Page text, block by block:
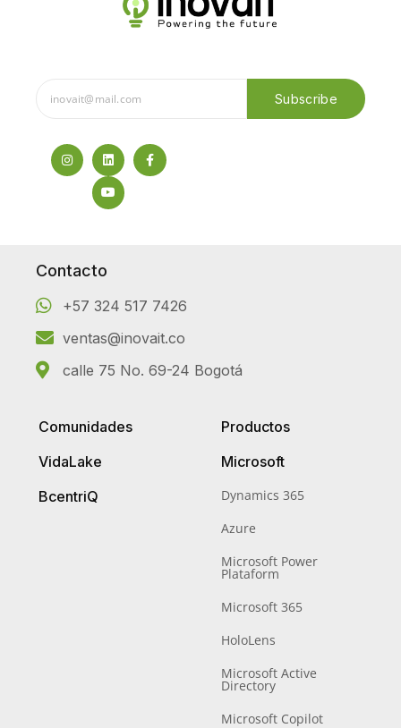
Subscribe
Contacto
+57 324 517 7426
ventas@inovait.co
calle 75 No. 69-24 Bogotá
Comunidades
VidaLake
BcentriQ
Productos
Microsoft
Dynamics 365
Azure
Microsoft Power
Plataform
Microsoft 365
HoloLens
Microsoft Active
Directory
Microsoft Copilot